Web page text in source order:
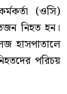
(ওসি)
নিহত হন।
হাসপাতালে
পরিচয়